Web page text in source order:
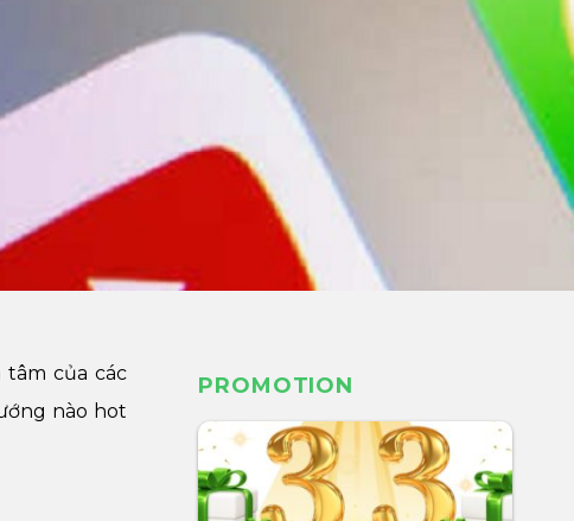
của các
nào hot
PROMOTION